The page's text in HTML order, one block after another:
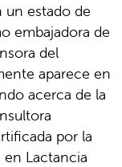
estado de
embajadora de
del
aparece en
acerca de la
por la
Lactancia